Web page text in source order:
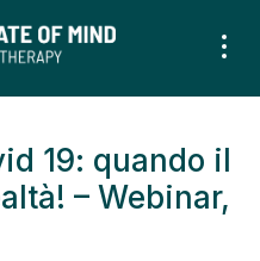
19: quando il
– Webinar,